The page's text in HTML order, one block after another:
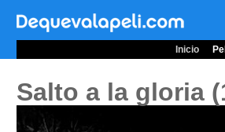
Inicio
Salto a la gloria